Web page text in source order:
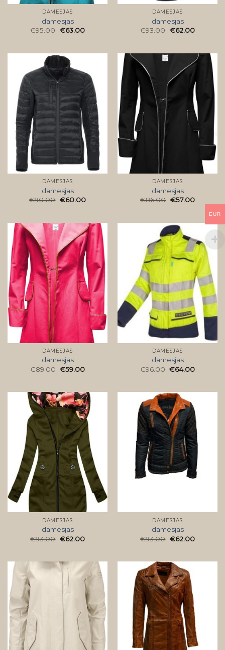
DAMESJAS
damesjas
€95.00 €63.00
DAMESJAS
damesjas
€93.00 €62.00
DAMESJAS
damesjas
€90.00 €60.00
DAMESJAS
damesjas
€86.00 €57.00
DAMESJAS
damesjas
€89.00 €59.00
DAMESJAS
damesjas
€96.00 €64.00
DAMESJAS
damesjas
€93.00 €62.00
DAMESJAS
damesjas
€93.00 €62.00
EUR